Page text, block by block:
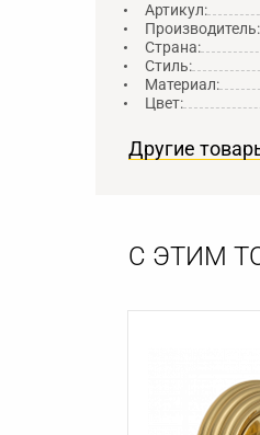
Артикул:
Производитель:
Страна:
Стиль:
Материал:
Цвет:
Другие
С ЭТИМ